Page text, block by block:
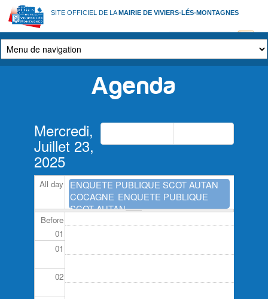
Aller
au
contenu
principal
SITE OFFICIEL DE LAMAIRIE DE VIVIERS-LÉS-MONTAGNES
Agenda
principaux
Mercredi,
Juillet 23,
2025
All day
ENQUETE PUBLIQUE SCOT AUTAN
COCAGNE ENQUETE PUBLIQUE
SCOT AUTAN...
Before
01
01
02